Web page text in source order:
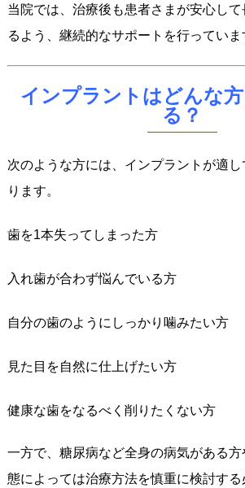
当院では、治療後も患者さまが安心し
るよう、継続的なサポートを行っていま
インプラントはどんな
る？
次のような方には、インプラントが適
ります。
歯を1本失ってしまった方
入れ歯が合わず悩んでいる方
自分の歯のようにしっかり噛みたい方
見た目を自然に仕上げたい方
健康な歯をなるべく削りたくない方
一方で、糖尿病など全身の病気がある
態によっては治療方法を慎重に検討する